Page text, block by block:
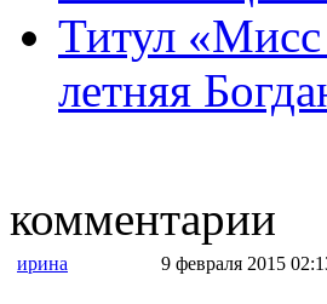
Титул «Мисс
летняя
комментарии
ирина 9 февраля 2015